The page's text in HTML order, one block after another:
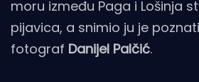
moru između Paga i Lošinja
pijavica, a snimio ju je
fotograf Danijel Palčić.